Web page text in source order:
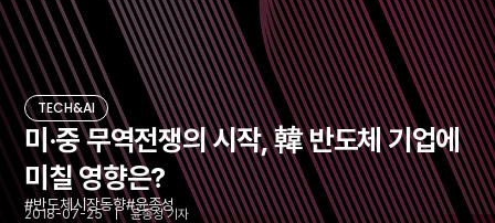
TECH&AI
미·중 무역전쟁의 시작, 韓 반도체 기업에
미칠 영향은?
반도체시장동향 윤종성
2018-07-25 윤종성 기자